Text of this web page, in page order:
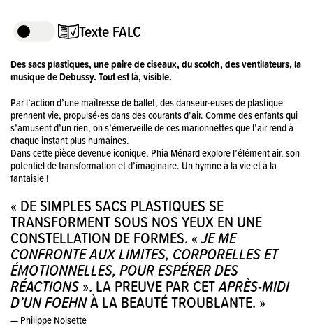
Texte FALC
L’après-midi d’un foehn fait partie
d’un groupe de spectacles qui s’appelle
Pièces du vent.
Un personnage crée de petits bonhommes
avec des sacs plastiques.
Il y a des ventilateurs
qui font bouger les sacs en plastiques.
Le personnage bouge et danse
C’est beau à regarder.
On a l’impression que les sacs plastiques
sont vivants.
Il y a de la musique écrite par Debussy.
Claude Debussy était un compositeur
français
Des sacs plastiques, une paire de ciseaux, du scotch, des ventilateurs, la
musique de Debussy. Tout est là, visible.
Par l’action d’une maîtresse de ballet, des danseur·euses de plastique
prennent vie, propulsé·es dans des courants d’air. Comme des enfants qui
s’amusent d’un rien, on s’émerveille de ces marionnettes que l’air rend à
chaque instant plus humaines.
Dans cette pièce devenue iconique, Phia Ménard explore l’élément air, son
potentiel de transformation et d’imaginaire. Un hymne à la vie et à la
fantaisie !
« DE SIMPLES SACS PLASTIQUES SE
TRANSFORMENT SOUS NOS YEUX EN UNE
CONSTELLATION DE FORMES. «JE ME
CONFRONTE AUX LIMITES, CORPORELLES ET
ÉMOTIONNELLES, POUR ESPÉRER DES
RÉACTIONS». LA PREUVE PAR CETAPRÈS-MIDI
D’UN FOEHNÀ LA BEAUTÉ TROUBLANTE. »
— Philippe Noisette